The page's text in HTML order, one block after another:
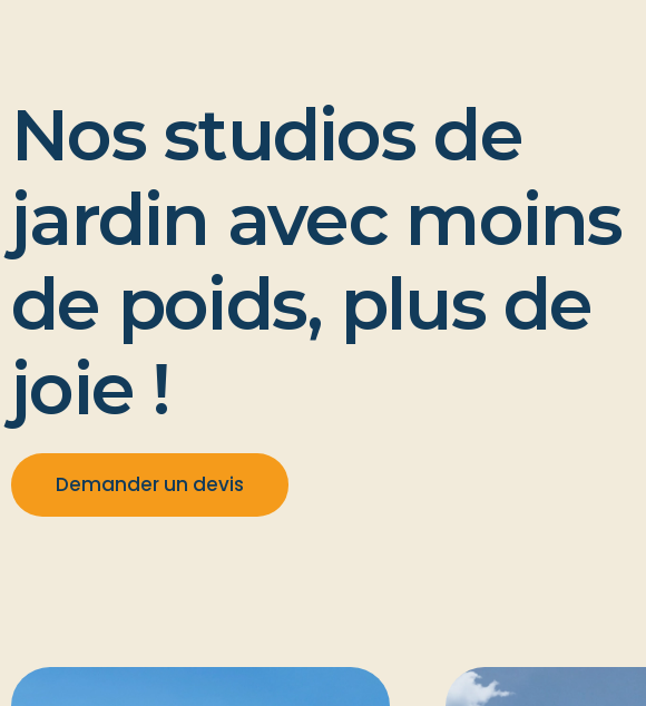
Nos studios de
jardin avec moins
de poids, plus de
joie !
Demander un devis